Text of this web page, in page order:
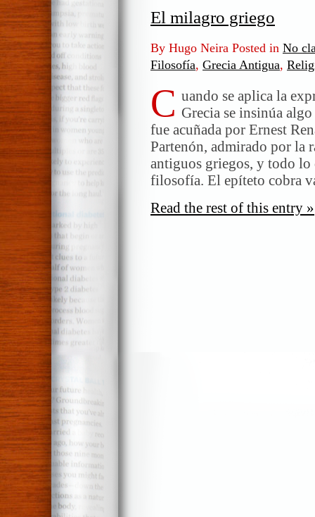
El milagro griego
By Hugo Neira Posted in No
Filosofía, Grecia Antigua,
C uando se aplica la
Grecia se insinúa
fue acuñada por Ernest
Partenón, admirado por la
antiguos griegos, y todo lo
filosofía. El epíteto cobra
Read the rest of this entry »